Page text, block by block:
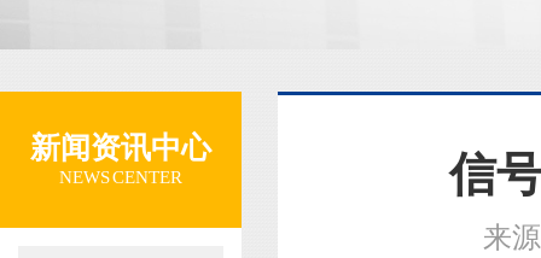
新闻资讯中心
NEWS CENTER 信
来